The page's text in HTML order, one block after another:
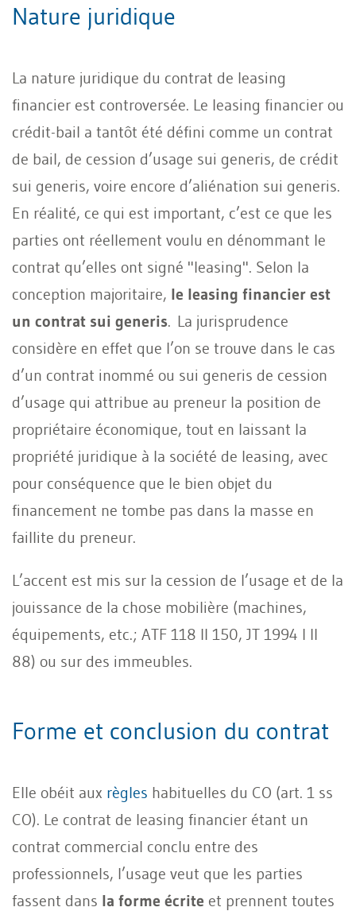
Nature juridique
La nature juridique du contrat de leasing
financier est controversée. Le leasing financier ou
crédit-bail a tantôt été défini comme un contrat
de bail, de cession d’usage sui generis, de crédit
sui generis, voire encore d’aliénation sui generis.
En réalité, ce qui est important, c’est ce que les
parties ont réellement voulu en dénommant le
contrat qu’elles ont signé "leasing". Selon la
conception majoritaire, le leasing financier est
un contrat sui generis. La jurisprudence
considère en effet que l’on se trouve dans le cas
d’un contrat inommé ou sui generis de cession
d’usage qui attribue au preneur la position de
propriétaire économique, tout en laissant la
propriété juridique à la société de leasing, avec
pour conséquence que le bien objet du
financement ne tombe pas dans la masse en
faillite du preneur.
L’accent est mis sur la cession de l’usage et de la
jouissance de la chose mobilière (machines,
équipements, etc.; ATF 118 II 150, JT 1994 I II
88) ou sur des immeubles.
Forme et conclusion du contrat
Elle obéit aux règles habituelles du CO (art. 1 ss
CO). Le contrat de leasing financier étant un
contrat commercial conclu entre des
professionnels, l’usage veut que les parties
fassent dans la forme écrite et prennent toutes